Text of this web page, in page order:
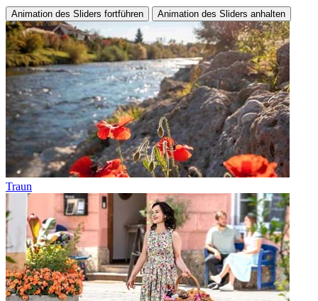
Animation des Sliders fortführen Animation des Sliders anhalten
Traun